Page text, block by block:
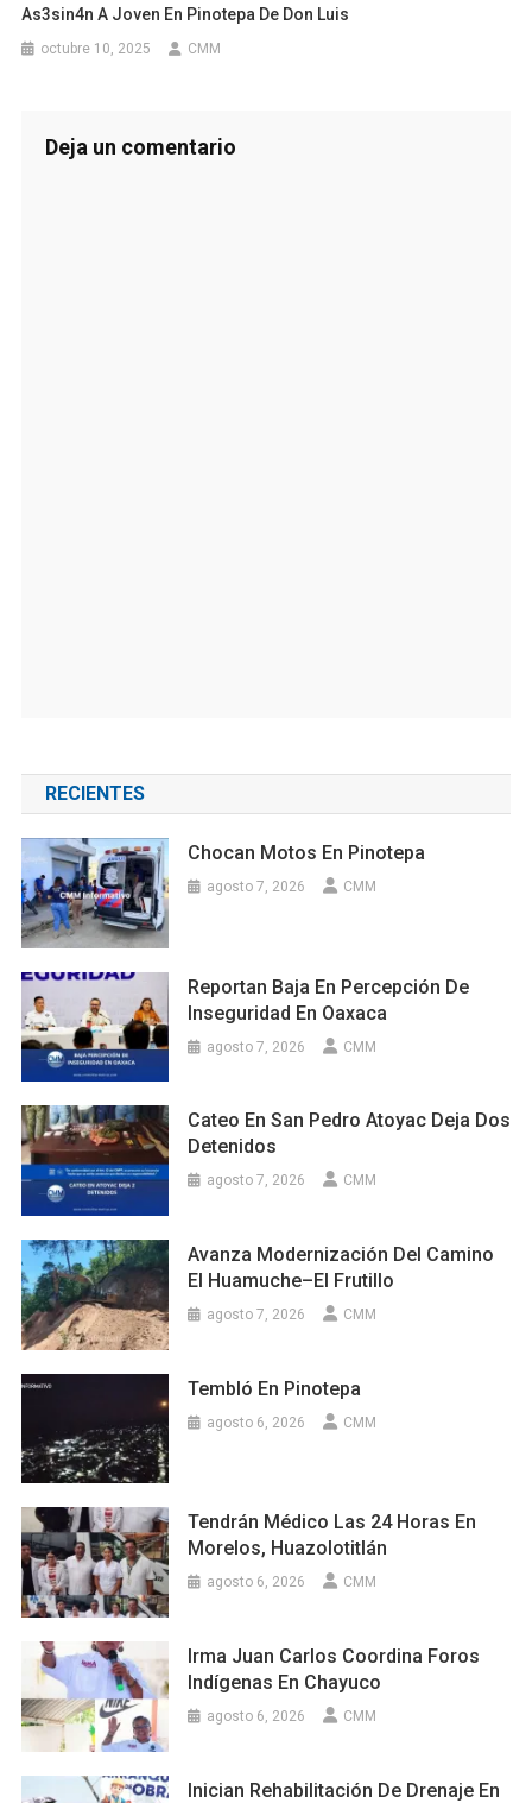
As3sin4n A Joven En Pinotepa De Don Luis
octubre 10, 2025 CMM
Deja un comentario
RECIENTES
Chocan Motos En Pinotepa
agosto 7, 2026 CMM
Reportan Baja En Percepción De
Inseguridad En Oaxaca
agosto 7, 2026 CMM
Cateo En San Pedro Atoyac Deja Dos
Detenidos
agosto 7, 2026 CMM
Avanza Modernización Del Camino
El Huamuche–El Frutillo
agosto 7, 2026 CMM
Tembló En Pinotepa
agosto 6, 2026 CMM
Tendrán Médico Las 24 Horas En
Morelos, Huazolotitlán
agosto 6, 2026 CMM
Irma Juan Carlos Coordina Foros
Indígenas En Chayuco
agosto 6, 2026 CMM
Inician Rehabilitación De Drenaje En